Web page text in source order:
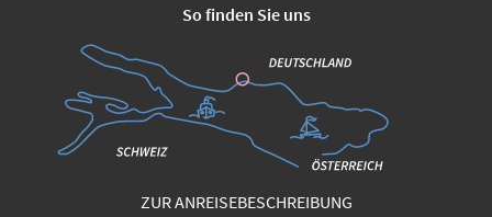
So finden Sie uns
ZUR ANREISEBESCHREIBUNG